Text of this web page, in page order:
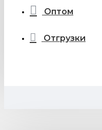
Оптом
Отгрузки